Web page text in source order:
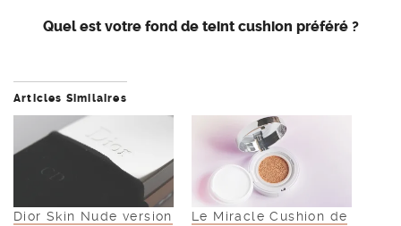
Quel est votre fond de teint cushion préféré ?
Articles Similaires
Dior Skin Nude version
Le Miracle Cushion de